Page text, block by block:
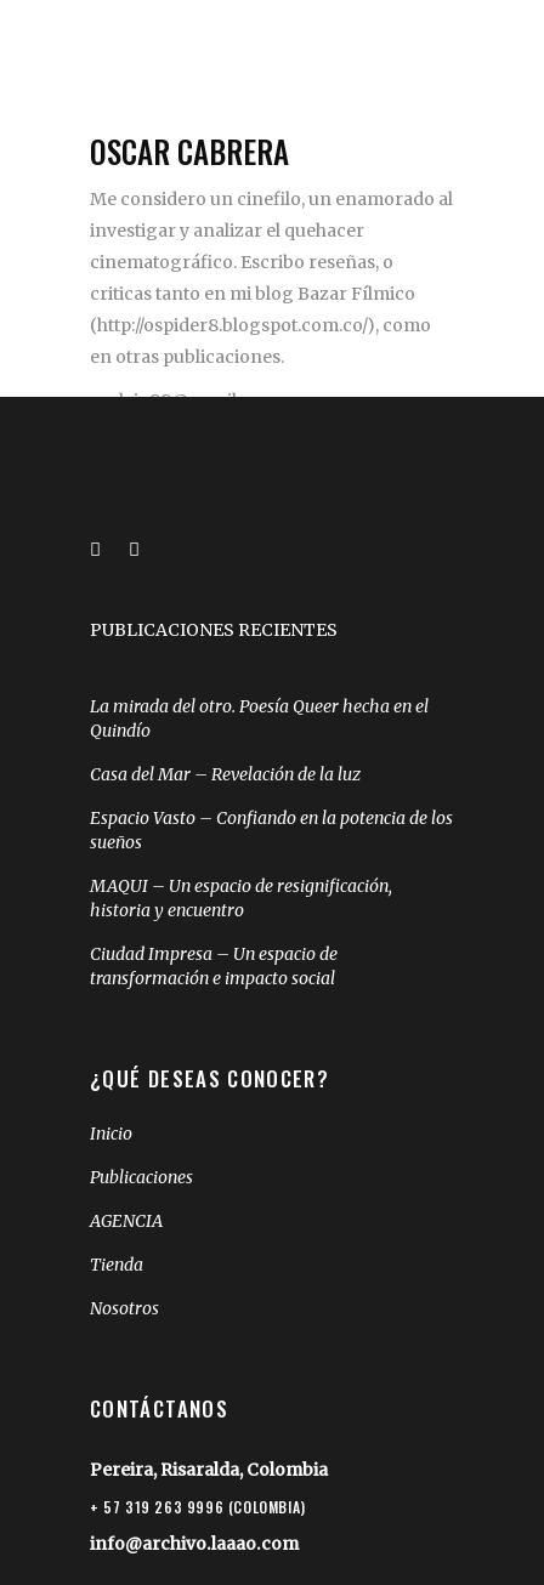
OSCAR CABRERA
Me considero un cinefilo, un enamorado al
investigar y analizar el quehacer
cinematográfico. Escribo reseñas, o
criticas tanto en mi blog Bazar Fílmico
(http://ospider8.blogspot.com.co/), como
en otras publicaciones.
osalejo88@gmail.com
PUBLICACIONES RECIENTES
La mirada del otro. Poesía Queer hecha en el
Quindío
Casa del Mar – Revelación de la luz
Espacio Vasto – Confiando en la potencia de los
sueños
MAQUI – Un espacio de resignificación,
historia y encuentro
Ciudad Impresa – Un espacio de
transformación e impacto social
¿QUÉ DESEAS CONOCER?
Inicio
Publicaciones
AGENCIA
Tienda
Nosotros
CONTÁCTANOS
Pereira, Risaralda, Colombia
+ 57 319 263 9996 (COLOMBIA)
info@archivo.laaao.com